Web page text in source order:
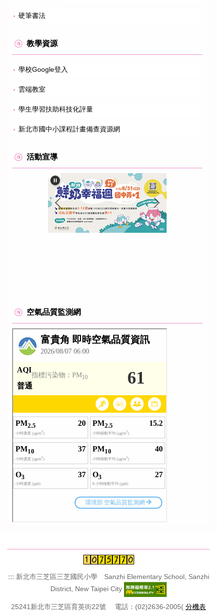
硬筆書法
教學資源
學校Google登入
雲端教室
學生學習扶助科技化評量
新北市國中小課程計畫備查資源網
活動宣導
空氣品質監測網
::: 新北市三芝區三芝國民小學 Sanzhi Elementary School, Sanzhi
District, New Taipei City
25241新北市三芝區育英街22號 電話：(02)2636-2005( 分機表